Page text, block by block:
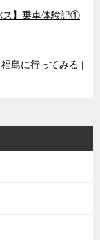
ス】乗車体験記①
福島に行ってみる |